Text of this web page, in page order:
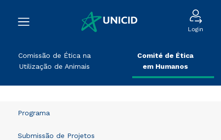
Login
Comissão de Ética na
Utilização de Animais
Comité de Ética
em Humanos
Programa
Submissão de Projetos